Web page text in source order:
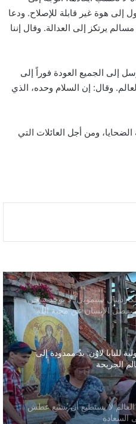
إلى هوة غير قابلة للإصلاح. ودعا
يرتكز إلى العدالة. وقال إننا
إلى الجميع العودة فوراً إلى
وقال: إن السلام وحده، الذي
ومن أجل العائلات التي
كل أداة تكنولوجية في خدمة
أكبر مهرجان كاثوليكي في
حياة بلا مسيح هي حياة بلا
إلى العودة للتفاوض من أجل حلّ
لاتحاد مجالس أساقفة آسيا
في الصين تظهر التزام البابا
الكاردينال سيموني: لا يوجد سجن
يفصل الإنسان عن محبة الله
للبابا لاوُن: يدٌ ممدودة إلى
الجريحة
العالم لا يستطيع أن يُشبع عطش
السعادة